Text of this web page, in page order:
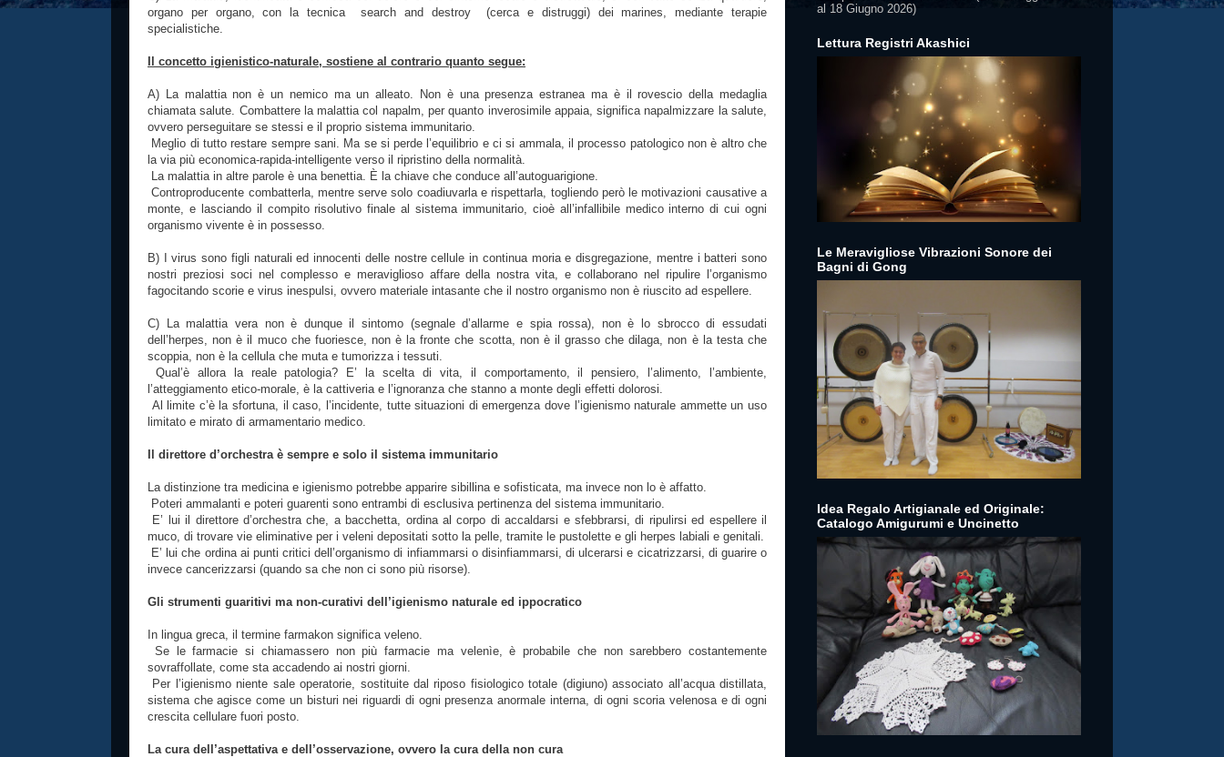
organo per organo, con la tecnica search and destroy (cerca e distruggi) dei marines, mediante terapie
specialistiche.
Il concetto igienistico-naturale, sostiene al contrario quanto segue:
A) La malattia non è un nemico ma un alleato. Non è una presenza estranea ma è il rovescio della medaglia
chiamata salute. Combattere la malattia col napalm, per quanto inverosimile appaia, significa napalmizzare la salute,
ovvero perseguitare se stessi e il proprio sistema immunitario.
Meglio di tutto restare sempre sani. Ma se si perde l’equilibrio e ci si ammala, il processo patologico non è altro che
la via più economica-rapida-intelligente verso il ripristino della normalità.
La malattia in altre parole è una benettia. È la chiave che conduce all’autoguarigione.
Controproducente combatterla, mentre serve solo coadiuvarla e rispettarla, togliendo però le motivazioni causative a
monte, e lasciando il compito risolutivo finale al sistema immunitario, cioè all’infallibile medico interno di cui ogni
organismo vivente è in possesso.
B) I virus sono figli naturali ed innocenti delle nostre cellule in continua moria e disgregazione, mentre i batteri sono
nostri preziosi soci nel complesso e meraviglioso affare della nostra vita, e collaborano nel ripulire l’organismo
fagocitando scorie e virus inespulsi, ovvero materiale intasante che il nostro organismo non è riuscito ad espellere.
C) La malattia vera non è dunque il sintomo (segnale d’allarme e spia rossa), non è lo sbrocco di essudati
dell’herpes, non è il muco che fuoriesce, non è la fronte che scotta, non è il grasso che dilaga, non è la testa che
scoppia, non è la cellula che muta e tumorizza i tessuti.
Qual’è allora la reale patologia? E’ la scelta di vita, il comportamento, il pensiero, l’alimento, l’ambiente,
l’atteggiamento etico-morale, è la cattiveria e l’ignoranza che stanno a monte degli effetti dolorosi.
Al limite c’è la sfortuna, il caso, l’incidente, tutte situazioni di emergenza dove l’igienismo naturale ammette un uso
limitato e mirato di armamentario medico.
Il direttore d’orchestra è sempre e solo il sistema immunitario
La distinzione tra medicina e igienismo potrebbe apparire sibillina e sofisticata, ma invece non lo è affatto.
Poteri ammalanti e poteri guarenti sono entrambi di esclusiva pertinenza del sistema immunitario.
E’ lui il direttore d’orchestra che, a bacchetta, ordina al corpo di accaldarsi e sfebbrarsi, di ripulirsi ed espellere il
muco, di trovare vie eliminative per i veleni depositati sotto la pelle, tramite le pustolette e gli herpes labiali e genitali.
E’ lui che ordina ai punti critici dell’organismo di infiammarsi o disinfiammarsi, di ulcerarsi e cicatrizzarsi, di guarire o
invece cancerizzarsi (quando sa che non ci sono più risorse).
Gli strumenti guaritivi ma non-curativi dell’igienismo naturale ed ippocratico
In lingua greca, il termine farmakon significa veleno.
Se le farmacie si chiamassero non più farmacie ma velenìe, è probabile che non sarebbero costantemente
sovraffollate, come sta accadendo ai nostri giorni.
Per l’igienismo niente sale operatorie, sostituite dal riposo fisiologico totale (digiuno) associato all’acqua distillata,
sistema che agisce come un bisturi nei riguardi di ogni presenza anormale interna, di ogni scoria velenosa e di ogni
crescita cellulare fuori posto.
La cura dell’aspettativa e dell’osservazione, ovvero la cura della non cura
al 18 Giugno 2026)
Lettura Registri Akashici
Le Meravigliose Vibrazioni Sonore dei
Bagni di Gong
Idea Regalo Artigianale ed Originale:
Catalogo Amigurumi e Uncinetto